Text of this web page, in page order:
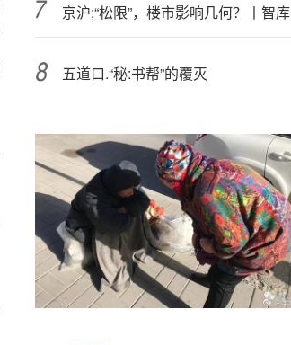
京沪;“松限”，楼市影响几何？丨智库
五道口.“秘:书帮”的覆灭